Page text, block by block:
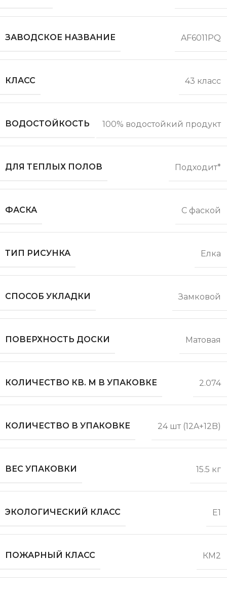
ЗАВОДСКОЕ НАЗВАНИЕ AF6011PQ
КЛАСС 43 класс
ВОДОСТОЙКОСТЬ 100% водостойкий продукт
ДЛЯ ТЕПЛЫХ ПОЛОВ Подходит*
ФАСКА С фаской
ТИП РИСУНКА Елка
СПОСОБ УКЛАДКИ Замковой
ПОВЕРХНОСТЬ ДОСКИ Матовая
КОЛИЧЕСТВО КВ. М В УПАКОВКЕ 2.074
КОЛИЧЕСТВО В УПАКОВКЕ 24 шт (12A+12B)
ВЕС УПАКОВКИ 15.5 кг
ЭКОЛОГИЧЕСКИЙ КЛАСС Е1
ПОЖАРНЫЙ КЛАСС КМ2